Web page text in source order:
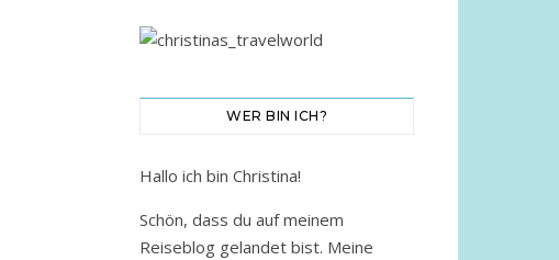
WER BIN ICH?
Hallo ich bin Christina!
Schön, dass du auf meinem
Reiseblog gelandet bist. Meine